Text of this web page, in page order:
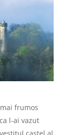
frumos
l-ai vazut